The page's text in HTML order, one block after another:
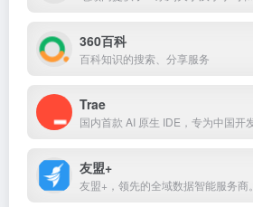
360百科
百科知识的搜索、分享服务
Trae
友盟+
友盟+，领先的全域数据智能服务商。